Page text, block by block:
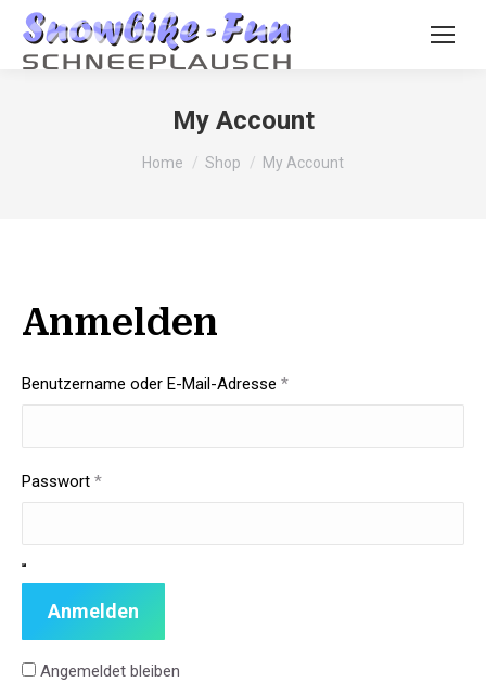
My Account
You are here:
Home Shop My Account
Anmelden
Benutzername oder E-Mail-Adresse *Erforderlich
Passwort *Erforderlich
Anmelden
Angemeldet bleiben